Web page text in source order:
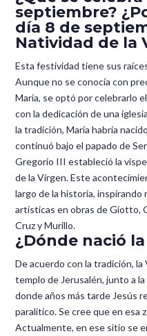
septiembre?
día 8 de
Natividad de la
Esta festividad tiene sus
Aunque no se conocía con
María, se optó por celebrarlo
con la dedicación de una
la tradición, María habría
continuó bajo el papado de
Gregorio III estableció la
de la Virgen. Este
largo de la historia,
artísticas en obras de Giotto,
Cruz y Murillo.
¿Dónde nació
De acuerdo con la tradición,
templo de Jerusalén, junto a
donde años más tarde Jesús
paralítico. Se cree que en esa
Actualmente, en ese sitio se